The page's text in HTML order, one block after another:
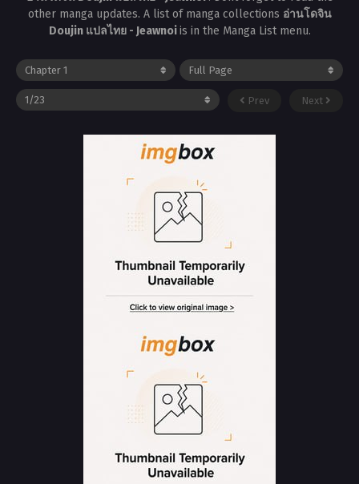
other manga updates. A list of manga collections อ่านโดจิน
Doujin แปลไทย - Jeawnoiis in the Manga List menu.
Prev Next